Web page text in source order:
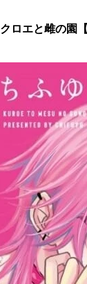
クロエと雌の園